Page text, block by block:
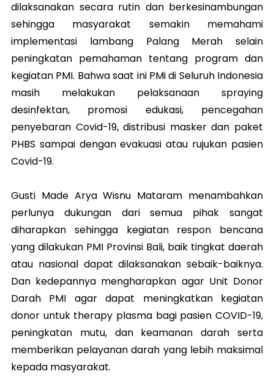
dilaksanakan secara rutin dan berkesinambungan
sehingga masyarakat semakin memahami
implementasi lambang Palang Merah selain
peningkatan pemahaman tentang program dan
kegiatan PMI. Bahwa saat ini PMi di Seluruh Indonesia
masih melakukan pelaksanaan spraying
desinfektan, promosi edukasi, pencegahan
penyebaran Covid-19, distribusi masker dan paket
PHBS sampai dengan evakuasi atau rujukan pasien
Covid-19.
Gusti Made Arya Wisnu Mataram menambahkan
perlunya dukungan dari semua pihak sangat
diharapkan sehingga kegiatan respon bencana
yang dilakukan PMI Provinsi Bali, baik tingkat daerah
atau nasional dapat dilaksanakan sebaik-baiknya.
Dan kedepannya mengharapkan agar Unit Donor
Darah PMI agar dapat meningkatkan kegiatan
donor untuk therapy plasma bagi pasien COVID-19,
peningkatan mutu, dan keamanan darah serta
memberikan pelayanan darah yang lebih maksimal
kepada masyarakat.